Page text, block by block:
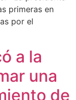
primeras en
por el
a la
una
de